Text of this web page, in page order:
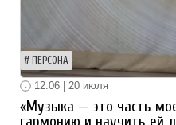
ПЕРСОНА
12:06 | 20 июля
«Музыка — это часть